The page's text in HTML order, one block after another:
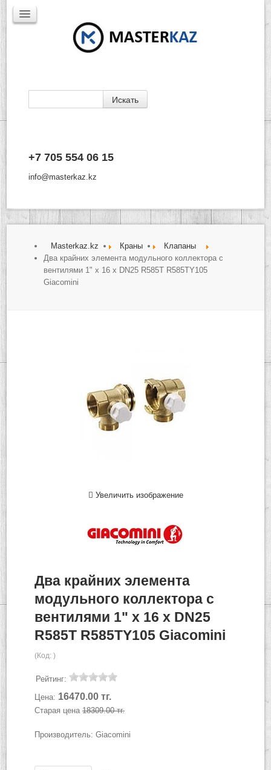
+7 705 554 06 15
info@masterkaz.kz
Доставка
Masterkaz.kz Краны
Клапаны
Два крайних элемента модульного коллектора с
вентилями 1" x 16 x DN25 R585T R585TY105
Giacomini
Увеличить изображение
Два крайних элемента
модульного коллектора с
вентилями 1" x 16 x DN25
R585T R585TY105 Giacomini
(Код: )
Рейтинг:
Цена: 16470.00 тг.
Старая цена 18309.00 тг.
Производитель: Giacomini